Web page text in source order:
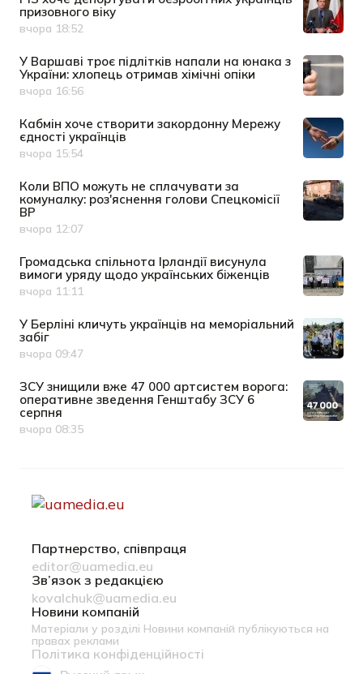
призовного віку
Дата публікації
вчора 18:52
У Варшаві троє підлітків напали на юнака з
України: хлопець отримав хімічні опіки
Дата публікації
вчора 16:56
Кабмін хоче створити закордонну Мережу
єдності українців
Дата публікації
вчора 15:54
Коли ВПО можуть не сплачувати за
комуналку: роз'яснення голови Спецкомісії
ВР
Дата публікації
вчора 12:07
Громадська спільнота Ірландії висунула
вимоги уряду щодо українських біженців
Дата публікації
вчора 11:11
У Берліні кличуть українців на меморіальний
забіг
Дата публікації
вчора 09:47
ЗСУ знищили вже 47 000 артсистем ворога:
оперативне зведення Генштабу ЗСУ 6
серпня
Дата публікації
вчора 08:35
Партнерство, співпраця
editor@uamedia.eu
Зв’язок з редакцією
kovalchuk@uamedia.eu
Новини компаній
Матеріали у розділі Новини компаній публікуються на
правах реклами
Політика конфіденційності